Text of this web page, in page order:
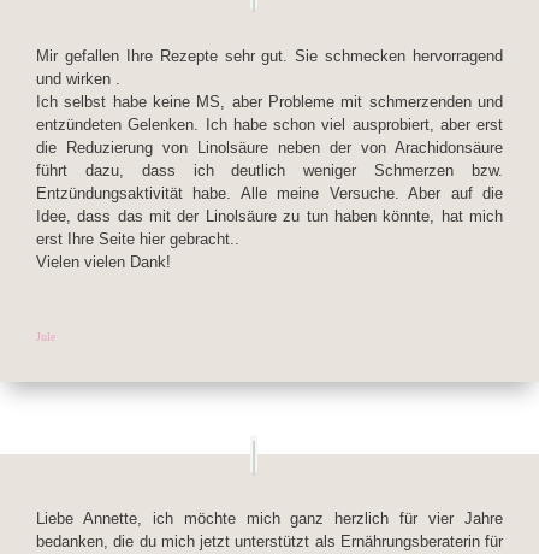
Mir gefallen Ihre Rezepte sehr gut. Sie schmecken hervorragend
und wirken .
Ich selbst habe keine MS, aber Probleme mit schmerzenden und
entzündeten Gelenken. Ich habe schon viel ausprobiert, aber erst
die Reduzierung von Linolsäure neben der von Arachidonsäure
führt dazu, dass ich deutlich weniger Schmerzen bzw.
Entzündungsaktivität habe. Alle meine Versuche. Aber auf die
Idee, dass das mit der Linolsäure zu tun haben könnte, hat mich
erst Ihre Seite hier gebracht..
Vielen vielen Dank!
Jule
Liebe Annette, ich möchte mich ganz herzlich für vier Jahre
bedanken, die du mich jetzt unterstützt als Ernährungsberaterin für